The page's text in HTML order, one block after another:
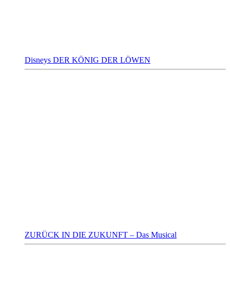
Disneys DER KÖNIG DER LÖWEN
ZURÜCK IN DIE ZUKUNFT – Das Musical